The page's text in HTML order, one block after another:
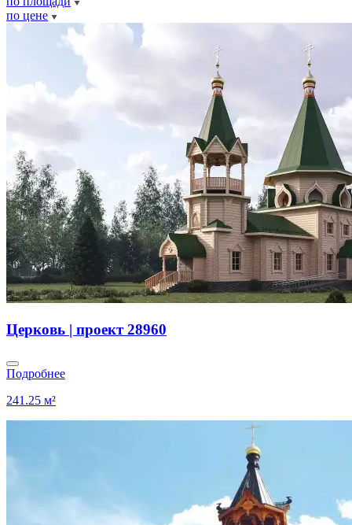
по цене
Церковь | проект 28960
Подробнее
241.25 м²